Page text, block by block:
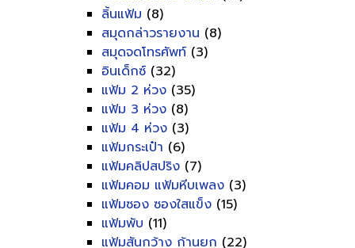
ลิ้นแฟ้ม (8)
สมุดกล่าวรายงาน (8)
สมุดจดโทรศัพท์ (3)
อินเด็กซ์ (32)
แฟ้ม 2 ห่วง (35)
แฟ้ม 3 ห่วง (8)
แฟ้ม 4 ห่วง (3)
แฟ้มกระเป๋า (6)
แฟ้มคลิปสปริง (7)
แฟ้มคอม แฟ้มหีบเพลง (3)
แฟ้มซอง ซองใสแข็ง (15)
แฟ้มพับ (11)
แฟ้มสันกว้าง ก้านยก (22)